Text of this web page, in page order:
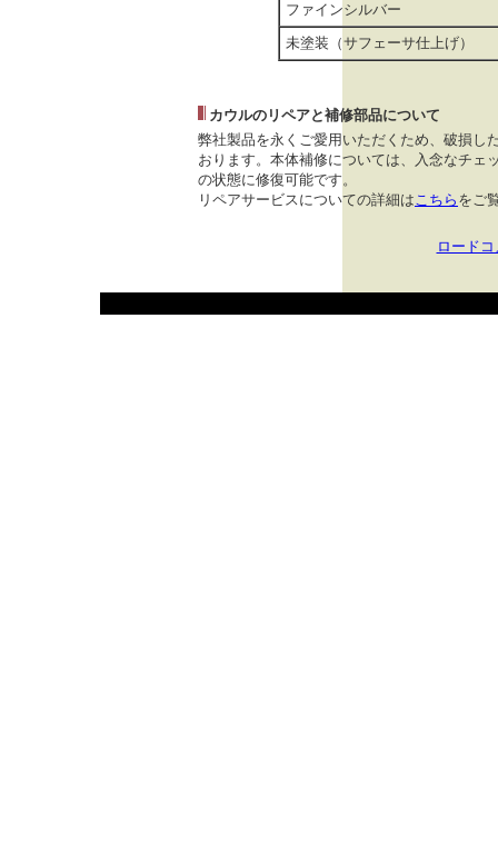
ファインシルバー
未塗装（サフェーサ仕上げ）
カウルのリペアと補修部品について
弊社製品を永くご愛用いただくため、破損し
おります。本体補修については、入念なチェ
の状態に修復可能です。
リペアサービスについての詳細はこちら をご
ロード